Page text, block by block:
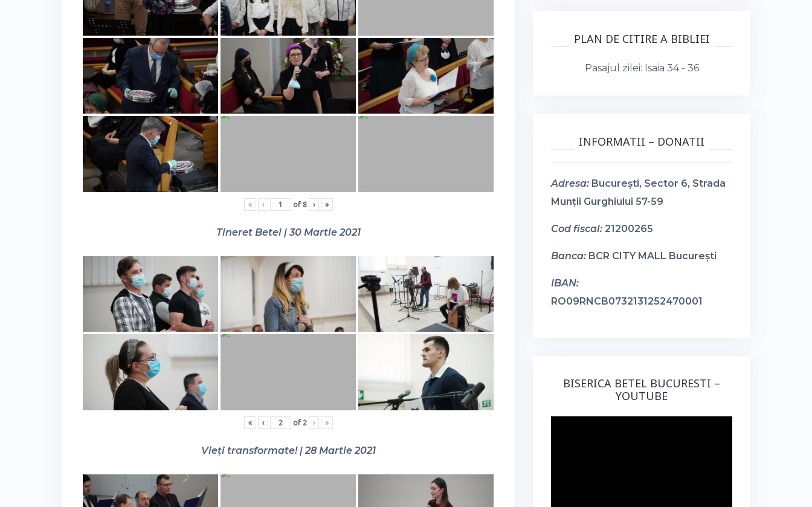
« ‹ of 8 › »
Tineret Betel | 30 Martie 2021
« ‹ of 2 › »
Vieți transformate! | 28 Martie 2021
PLAN DE CITIRE A BIBLIEI
Pasajul zilei: Isaia 34 - 36
INFORMATII – DONATII
Adresa: București, Sector 6, Strada
Munții Gurghiului 57-59
Cod fiscal: 21200265
Banca: BCR CITY MALL București
IBAN:
RO09RNCB0732131252470001
BISERICA BETEL BUCURESTI –
YOUTUBE